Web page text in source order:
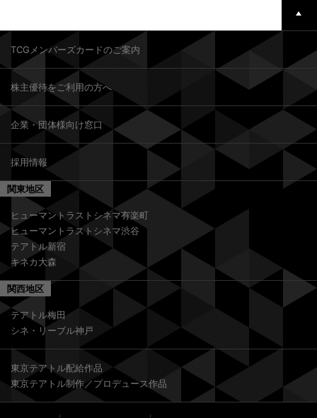
TCGメンバーズカードのご案内
株主優待をご利用の方へ
企業・団体様向け窓口
採用情報
関東地区
ヒューマントラストシネマ有楽町
ヒューマントラストシネマ渋谷
テアトル新宿
キネカ大森
関西地区
テアトル梅田
シネ・リーブル神戸
東京テアトル配給作品
東京テアトル制作／プロデュース作品